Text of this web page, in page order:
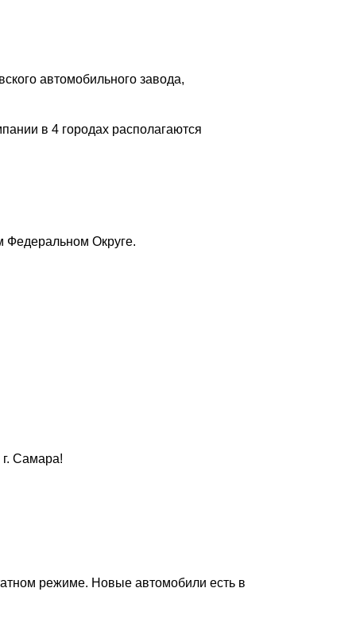
автомобильного завода,
в 4 городах располагаются
Федеральном Округе.
Самара!
режиме. Новые автомобили есть в